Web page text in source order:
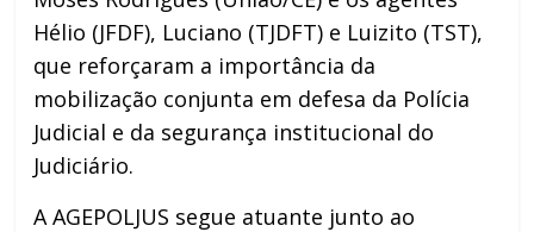
Hélio (JFDF), Luciano (TJDFT) e Luizito (TST),
que reforçaram a importância da
mobilização conjunta em defesa da Polícia
Judicial e da segurança institucional do
Judiciário.
A AGEPOLJUS segue atuante junto ao